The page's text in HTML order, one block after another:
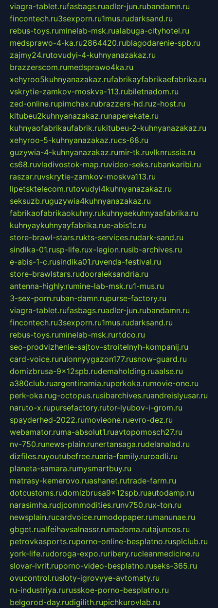
viagra-tablet.rufasbags.ruadler-jun.rubandamn.ru
fincontech.ru3sexporn.ru1mus.rudarksand.ru
rebus-toys.ruminelab-msk.rualabuga-cityhotel.ru
medsprawo-4-ka.ru2864420.rublagodarenie-spb.ru
zajmy24.rutovudyi-4-kuhnyanazakaz.ru
brazzerscom.rumedsprawo4ka.ru
xehyroo5kuhnyanazakaz.rufabrikayfabrikaefabrika.ru
vskrytie-zamkov-moskva-113.rubiletnadom.ru
zed-online.rupimchax.rubrazzers-hd.ruz-host.ru
kitubeu2kuhnyanazakaz.runaperekate.ru
kuhnyaofabrikaufabrik.rukitubeu-2-kuhnyanazakaz.ru
xehyroo-5-kuhnyanazakaz.rucs-68.ru
guzywia-4-kuhnyanazakaz.rumir-tk.ruvlknrussia.ru
cs68.ruvladivostok-map.ruvideo-seks.rubankaribi.ru
raszar.ruvskrytie-zamkov-moskva113.ru
lipetsktelecom.rutovudyi4kuhnyanazakaz.ru
seksuzb.ruguzywia4kuhnyanazakaz.ru
fabrikaofabrikaokuhny.rukuhnyaekuhnyaafabrika.ru
kuhnyaykuhnyayfabrika.rue-abis1c.ru
store-brawl-stars.rukts-services.rudark-sand.ru
sindika-01.rusp-life.rux-legion.rusib-archives.ru
e-abis-1-c.rusindika01.ruvenda-festival.ru
store-brawlstars.rudooraleksandria.ru
antenna-highly.rumine-lab-msk.ru1-mus.ru
3-sex-porn.ruban-damn.rupurse-factory.ru
viagra-tablet.rufasbags.ruadler-jun.rubandamn.ru
fincontech.ru3sexporn.ru1mus.rudarksand.ru
rebus-toys.ruminelab-msk.rurtdco.ru
seo-prodvizhenie-sajtov-stroitelnyh-kompanij.ru
card-voice.rurulonnyygazon177.rusnow-guard.ru
domizbrusa-9x12spb.rudemaholding.ruaalse.ru
a380club.ruargentinamia.ruperkoka.rumovie-one.ru
perk-oka.rug-octopus.rusibarchives.ruandreislyusar.ru
naruto-x.rupursefactory.rutor-lyubov-i-grom.ru
spayderhed-2022.rumovieone.ruevro-dez.ru
webamator.ruma-absolut1.ruavtopomosch27.ru
nv-750.runews-plain.runertansaga.rudelanalad.ru
dizfiles.ruyoutubefree.ruaria-family.ruroadli.ru
planeta-samara.rumysmartbuy.ru
matrasy-kemerovo.ruashanet.rutrade-farm.ru
dotcustoms.rudomizbrusa9x12spb.ruautodamp.ru
narasimha.rudjcommodities.runv750.rux-ton.ru
newsplain.rucardvoice.rumodopaper.rumanunae.ru
gbget.rualfeihavsalnassr.rumadoma.rutajuncos.ru
petrovkasports.ruporno-online-besplatno.rusplclub.ru
york-life.rudoroga-expo.ruribery.rucleanmedicine.ru
slovar-ivrit.ruporno-video-besplatno.ruseks-365.ru
ovucontrol.rusloty-igrovyye-avtomaty.ru
ru-industriya.rurusskoe-porno-besplatno.ru
belgorod-day.rudigilith.rupichkurovlab.ru